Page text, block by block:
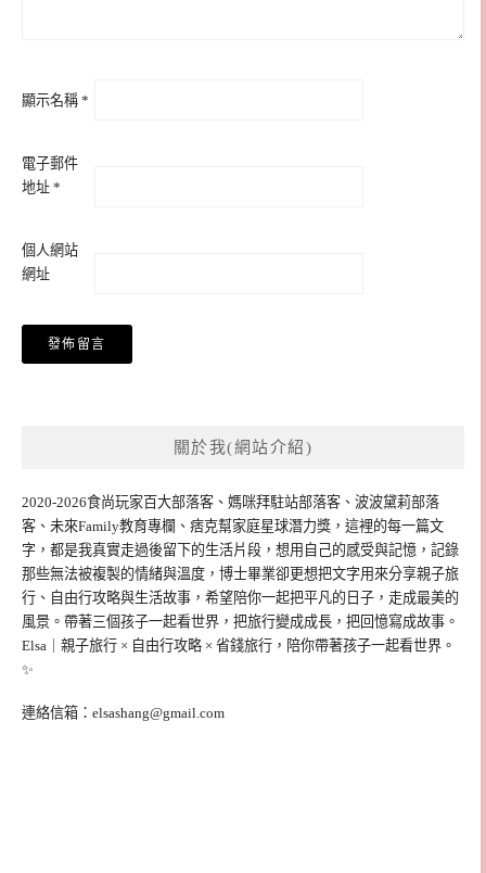
顯示名稱 *
電子郵件
地址 *
個人網站
網址
關於我(網站介紹)
2020-2026食尚玩家百大部落客、媽咪拜駐站部落客、波波黛莉部落
客、未來Family教育專欄、痞克幫家庭星球潛力獎，這裡的每一篇文
字，都是我真實走過後留下的生活片段，想用自己的感受與記憶，記錄
那些無法被複製的情緒與溫度，博士畢業卻更想把文字用來分享親子旅
行、自由行攻略與生活故事，希望陪你一起把平凡的日子，走成最美的
風景。帶著三個孩子一起看世界，把旅行變成成長，把回憶寫成故事。
Elsa｜親子旅行 × 自由行攻略 × 省錢旅行，陪你帶著孩子一起看世界。
✨
連絡信箱： elsashang@gmail.com